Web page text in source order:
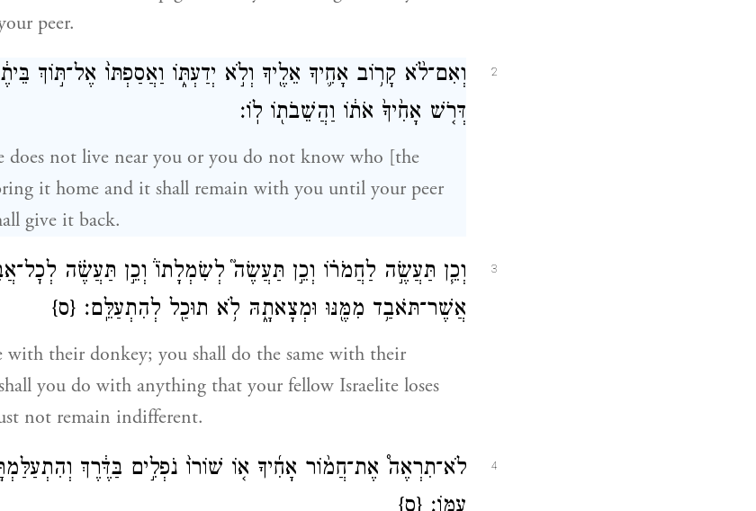
peer.
2
וְאִם־לֹ֨א קָר֥וֹב אָחִ֛יךָ אֵלֶ֖יךָ וְלֹ֣א יְדַעְתּ֑וֹ וַאֲסַפְתּוֹ֙ אֶל־תּ֣וֹךְ
דְּרֹ֤שׁ אָחִ֙יךָ֙ אֹת֔וֹ וַהֲשֵׁבֹת֖וֹ לֽוֹ׃
does not live near you or you do not know who [the
it home and it shall remain with you until your peer
give it back.
3
וְכֵ֧ן תַּעֲשֶׂ֣ה לַחֲמֹר֗וֹ וְכֵ֣ן תַּעֲשֶׂה֮ לְשִׂמְלָתוֹ֒ וְכֵ֣ן תַּעֲשֶׂ֗ה
אֲשֶׁר־תֹּאבַ֥ד מִמֶּ֖נּוּ וּמְצָאתָ֑הּ לֹ֥א תוּכַ֖ל לְהִתְעַלֵּֽם׃ {ס}
with their donkey; you shall do the same with their
you do with anything that your fellow Israelite loses
not remain indifferent.
4
לֹא־תִרְאֶה֩ אֶת־חֲמ֨וֹר אָחִ֜יךָ א֤וֹ שׁוֹרוֹ֙ נֹפְלִ֣ים בַּדֶּ֔רֶךְ